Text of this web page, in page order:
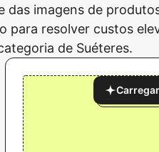
imagens de
resolver custos
de Suéteres.